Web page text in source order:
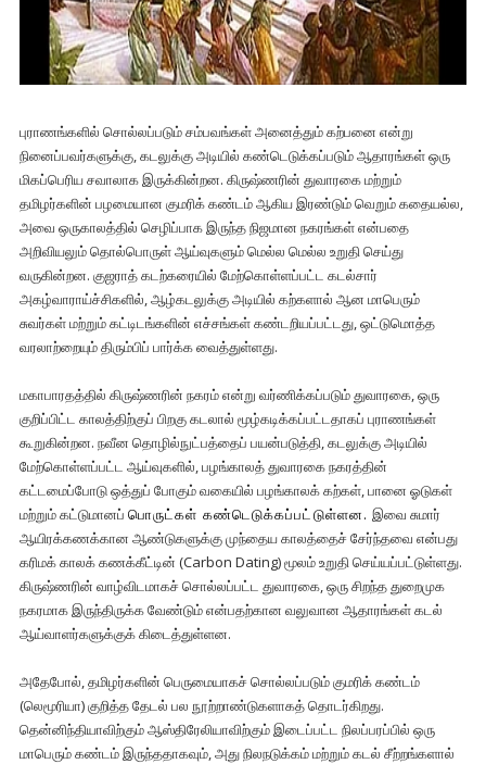
புராணங்களில் சொல்லப்படும் சம்பவங்கள் அனைத்தும் கற்பனை என்று
நினைப்பவர்களுக்கு, கடலுக்கு அடியில் கண்டெடுக்கப்படும் ஆதாரங்கள் ஒரு
மிகப்பெரிய சவாலாக இருக்கின்றன. கிருஷ்ணரின் துவாரகை மற்றும்
தமிழர்களின் பழமையான குமரிக் கண்டம் ஆகிய இரண்டும் வெறும் கதையல்ல,
அவை ஒருகாலத்தில் செழிப்பாக இருந்த நிஜமான நகரங்கள் என்பதை
அறிவியலும் தொல்பொருள் ஆய்வுகளும் மெல்ல மெல்ல உறுதி செய்து
வருகின்றன. குஜராத் கடற்கரையில் மேற்கொள்ளப்பட்ட கடல்சார்
அகழ்வாராய்ச்சிகளில், ஆழ்கடலுக்கு அடியில் கற்களால் ஆன மாபெரும்
சுவர்கள் மற்றும் கட்டிடங்களின் எச்சங்கள் கண்டறியப்பட்டது, ஒட்டுமொத்த
வரலாற்றையும் திரும்பிப் பார்க்க வைத்துள்ளது.
மகாபாரதத்தில் கிருஷ்ணரின் நகரம் என்று வர்ணிக்கப்படும் துவாரகை, ஒரு
குறிப்பிட்ட காலத்திற்குப் பிறகு கடலால் மூழ்கடிக்கப்பட்டதாகப் புராணங்கள்
கூறுகின்றன. நவீன தொழில்நுட்பத்தைப் பயன்படுத்தி, கடலுக்கு அடியில்
மேற்கொள்ளப்பட்ட ஆய்வுகளில், பழங்காலத் துவாரகை நகரத்தின்
கட்டமைப்போடு ஒத்துப் போகும் வகையில் பழங்காலக் கற்கள், பானை ஓடுகள்
மற்றும் கட்டுமானப் பொருட்கள் கண்டெடுக்கப்பட்டுள்ளன. இவை சுமார்
ஆயிரக்கணக்கான ஆண்டுகளுக்கு முந்தைய காலத்தைச் சேர்ந்தவை என்பது
கரிமக் காலக் கணக்கீட்டின் (Carbon Dating) மூலம் உறுதி செய்யப்பட்டுள்ளது.
கிருஷ்ணரின் வாழ்விடமாகச் சொல்லப்பட்ட துவாரகை, ஒரு சிறந்த துறைமுக
நகரமாக இருந்திருக்க வேண்டும் என்பதற்கான வலுவான ஆதாரங்கள் கடல்
ஆய்வாளர்களுக்குக் கிடைத்துள்ளன.
அதேபோல், தமிழர்களின் பெருமையாகச் சொல்லப்படும் குமரிக் கண்டம்
(லெமூரியா) குறித்த தேடல் பல நூற்றாண்டுகளாகத் தொடர்கிறது.
தென்னிந்தியாவிற்கும் ஆஸ்திரேலியாவிற்கும் இடைப்பட்ட நிலப்பரப்பில் ஒரு
மாபெரும் கண்டம் இருந்ததாகவும், அது நிலநடுக்கம் மற்றும் கடல் சீற்றங்களால்